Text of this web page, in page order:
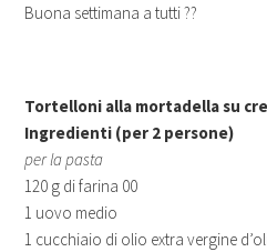
Buona settimana a tutti ??
Tortelloni alla mortadella su
Ingredienti (per 2 persone)
per la pasta
120 g di farina 00
1 uovo medio
1 cucchiaio di olio extra vergine